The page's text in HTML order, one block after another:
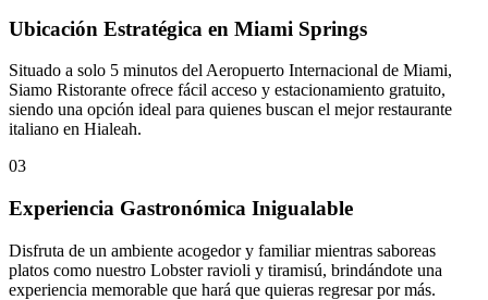
Ubicación Estratégica en Miami Springs
Situado a solo 5 minutos del Aeropuerto Internacional de Miami,
Siamo Ristorante ofrece fácil acceso y estacionamiento gratuito,
siendo una opción ideal para quienes buscan el mejor restaurante
italiano en Hialeah.
03
Experiencia Gastronómica Inigualable
Disfruta de un ambiente acogedor y familiar mientras saboreas
platos como nuestro Lobster ravioli y tiramisú, brindándote una
experiencia memorable que hará que quieras regresar por más.